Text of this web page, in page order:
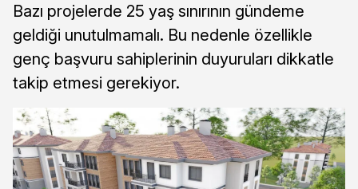
Bazı projelerde 25 yaş sınırının gündeme
geldiği unutulmamalı. Bu nedenle özellikle
genç başvuru sahiplerinin duyuruları dikkatle
takip etmesi gerekiyor.